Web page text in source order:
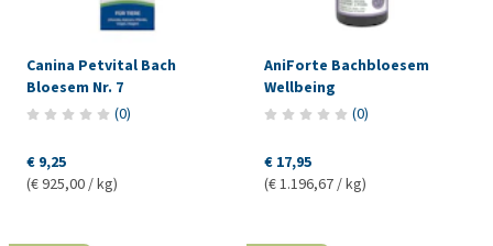
Canina Petvital Bach
Bloesem Nr. 7
(0)
€ 9,25
(€ 925,00 / kg)
AniForte Bachbloesem
Wellbeing
(0)
€ 17,95
(€ 1.196,67 / kg)